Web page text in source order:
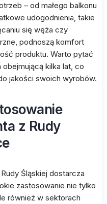
– od małego balkonu
udogodnienia, takie
się węża czy
podnoszą komfort
produktu. Warto pytać
kilka lat, co
jakości swoich wyrobów.
z Rudy
Śląskiej dostarcza
zastosowanie nie tylko
również w sektorach